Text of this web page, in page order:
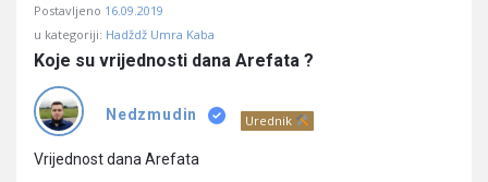
Učene
Latest
Pitanja
Postavljeno 16.09.2019
u kategoriji: Hadždž Umra Kaba
Koje su vrijednosti dana Arefata ?
Nedzmudin Urednik
Vrijednost dana Arefata